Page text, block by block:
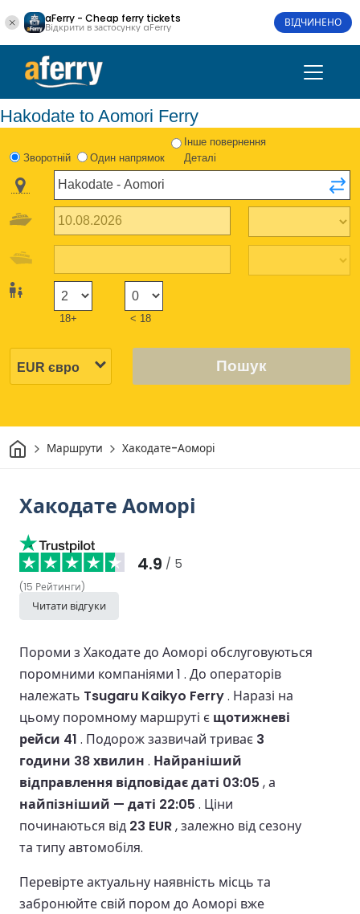
aFerry - Cheap ferry tickets
Відкрити в застосунку aFerry ВІДЧИНЕНО
Hakodate to Aomori Ferry
Зворотній Один напрямок
Інше повернення
Деталі
18+ < 18
Пошук
Дім Маршрути Хакодате-Аоморі
Хакодате Аоморі
4.9 / 5
(15 Рейтинги)
Читати відгуки
Пороми з Хакодате до Аоморі обслуговуються
поромними компаніями 1 . До операторів
належать Tsugaru Kaikyo Ferry. Наразі на
цьому поромному маршруті є щотижневі
рейси 41 . Подорож зазвичай триває 3
години 38 хвилин . Найраніший
відправлення відповідає даті 03:05 , а
найпізніший — даті 22:05 . Ціни
починаються від 23 EUR, залежно від сезону
та типу автомобіля.
Перевірте актуальну наявність місць та
забронюйте свій пором до Аоморі вже